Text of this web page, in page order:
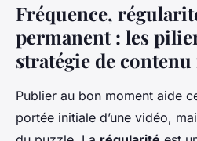
Fréquence,
permanent : les
stratégie de
Publier au bon moment aide
portée initiale d’une vidéo,